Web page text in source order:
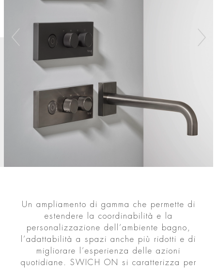
Un ampliamento di gamma che permette di
estendere la coordinabilità e la
personalizzazione dell’ambiente bagno,
l’adattabilità a spazi anche più ridotti e di
migliorare l’esperienza delle azioni
quotidiane. SWICH ON si caratterizza per